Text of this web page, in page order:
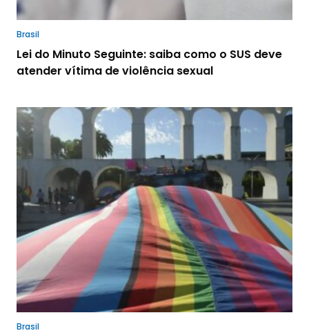
Brasil
Lei do Minuto Seguinte: saiba como o SUS deve
atender vítima de violência sexual
Brasil